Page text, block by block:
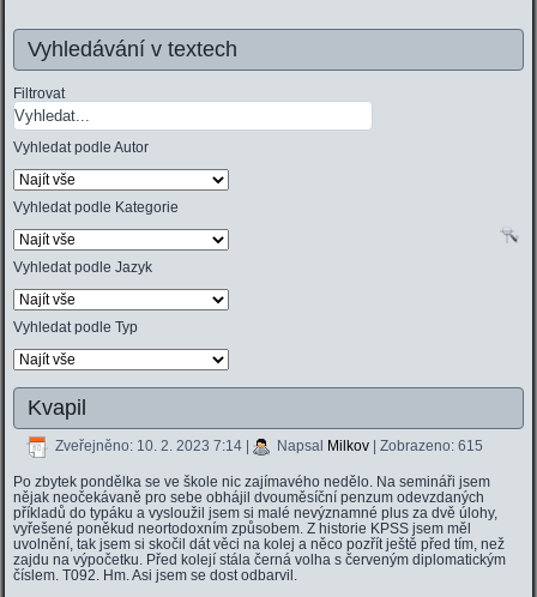
Vyhledávání v textech
Filtrovat
Vyhledat podle Autor
Vyhledat podle Kategorie
Vyhledat podle Jazyk
Vyhledat podle Typ
Kvapil
Zveřejněno: 10. 2. 2023 7:14 | Napsal Milkov | Zobrazeno: 615
Po zbytek pondělka se ve škole nic zajímavého nedělo. Na semináři jsem
nějak neočekávaně pro sebe obhájil dvouměsíční penzum odevzdaných
příkladů do typáku a vysloužil jsem si malé nevýznamné plus za dvě úlohy,
vyřešené poněkud neortodoxním způsobem. Z historie KPSS jsem měl
uvolnění, tak jsem si skočil dát věci na kolej a něco pozřít ještě před tím, než
zajdu na výpočetku. Před kolejí stála černá volha s červeným diplomatickým
číslem. T092. Hm. Asi jsem se dost odbarvil.